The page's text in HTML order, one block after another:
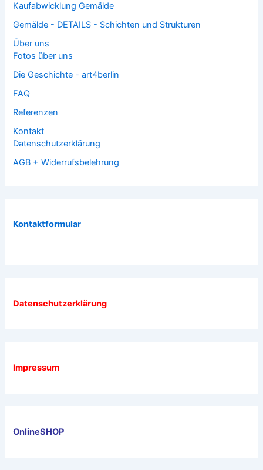
Kaufabwicklung Gemälde
Gemälde - DETAILS - Schichten und Strukturen
Über uns
Fotos über uns
Die Geschichte - art4berlin
FAQ
Referenzen
Kontakt
Datenschutzerklärung
AGB + Widerrufsbelehrung
Kontaktformular
Datenschutzerklärung
Impressum
OnlineSHOP